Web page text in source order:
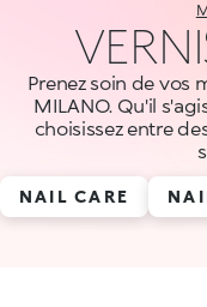
Prenez soin de vos
MILANO. Qu'il
choisissez entre
NAIL CARE